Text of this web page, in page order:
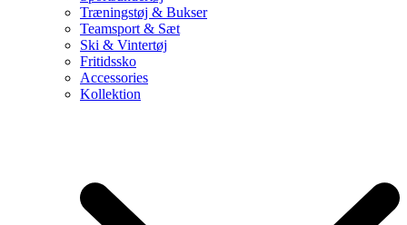
Træningstøj & Bukser
Teamsport & Sæt
Ski & Vintertøj
Fritidssko
Accessories
Kollektion